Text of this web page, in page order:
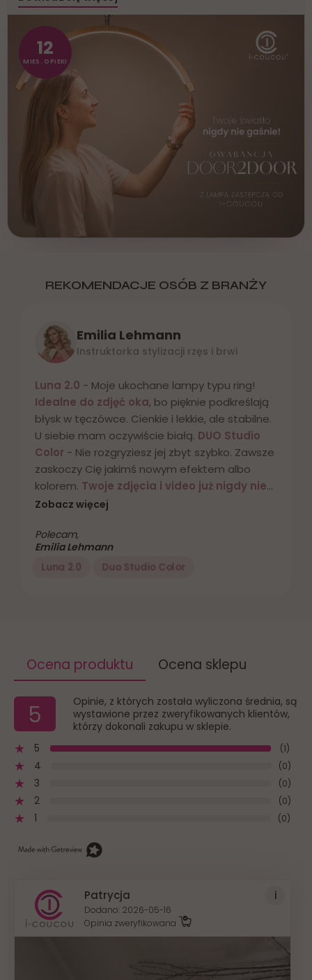
12
MIES. OPIEKI
REKOMENDACJE OSÓB Z BRANŻY
Emilia Lehmann
Instruktorka stylizacji rzęs i brwi
Luna 2.0 - Moje ukochane lampy typu ring!
Idealne do zdjęć oka, bo pięknie podkreślają
błysk w tęczówce. Cienkie i lekkie, ale stabilne.
U siebie mam oczywiście białą. DUO Studio
Color - Nie rozgryziesz jej zbyt szybko. Zawsze
zaskoczy Cię jakimś nowym efektem albo
kolorem. Twoje zdjęcia i video już nigdy nie
będą nudne i płaskie.
czy nagrania. Zrobisz tło, jakie chcesz jedną
lampą na jasnej ścianie.
swoim otoczeniu inną stylistkę, od razu
Zobacz więcej
Polecam,
Emilia Lehmann
Kup teraz Kup teraz
Ocena produktu Ocena sklepu
5
Opinie, z których została wyliczona średnia, są
wystawione przez zweryfikowanych klientów,
którzy dokonali zakupu w sklepie.
5
(1)
4 (0)
3 (0)
2 (0)
1 (0)
Patrycja
Dodano: 2026-05-16
Opinia zweryfikowana